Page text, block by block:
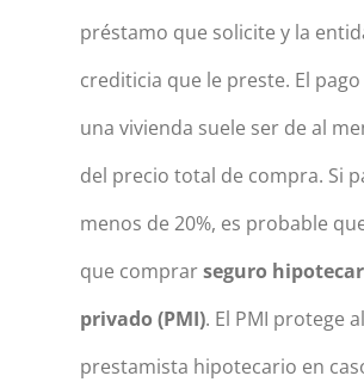
préstamo que solicite y la
crediticia que le preste. El
una vivienda suele ser de al
del precio total de compra. Si
menos de 20%, es probable
que comprarseguro
privado (PMI). El PMI protege al
prestamista hipotecario en